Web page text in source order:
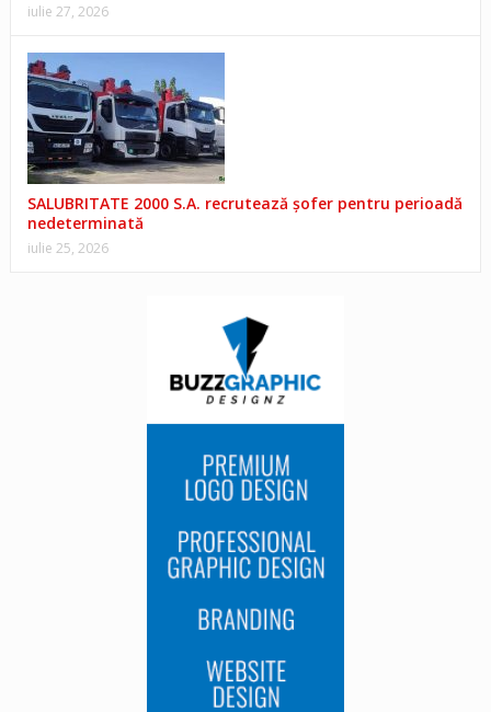
iulie 27, 2026
SALUBRITATE 2000 S.A. recrutează șofer pentru perioadă
nedeterminată
iulie 25, 2026